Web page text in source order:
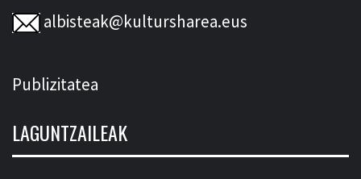
albisteak@kultursharea.eus
Publizitatea
LAGUNTZAILEAK